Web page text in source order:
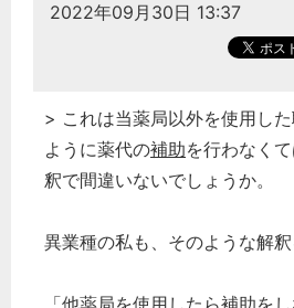
2022年09月30日 13:37
> これは当薬局以外を使用し
ように薬代の補助を行わなく
釈で間違いないでしょうか。
異業種の私も、そのような解釈